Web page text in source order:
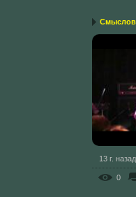
13 г. назад
0